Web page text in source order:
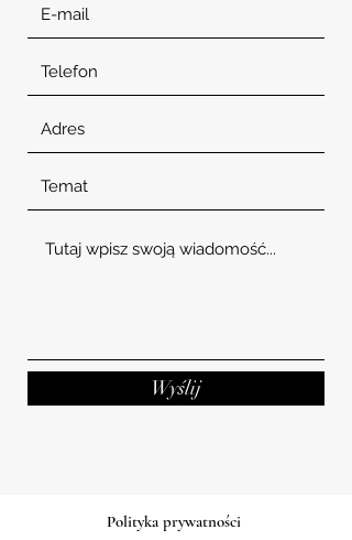
Wyślij
Polityka prywatności